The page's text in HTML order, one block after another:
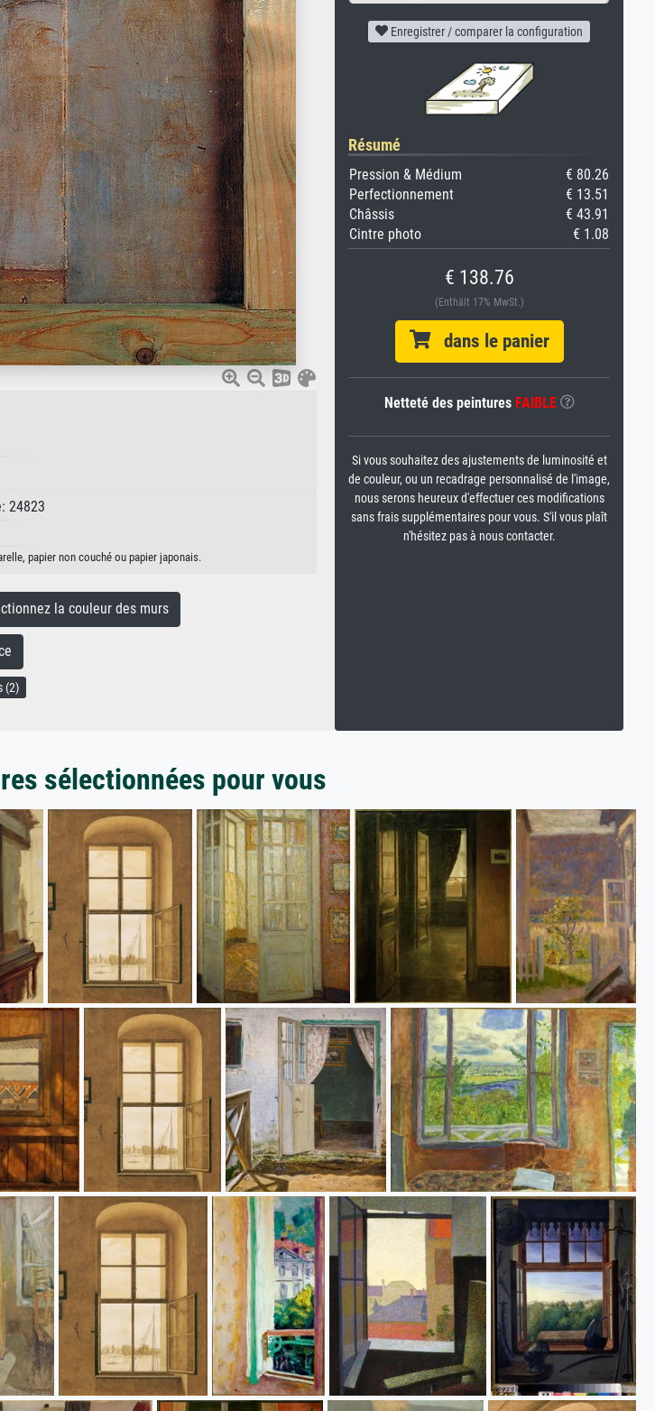
24823
papier non couché ou papier japonais.
la couleur des murs
(2)
Enregistrer / comparer la configuration
Résumé
Pression & Médium
€ 80.26
Perfectionnement
€ 13.51
Châssis
€ 43.91
Cintre photo
€ 1.08
€ 138.76
(Enthält 17% MwSt.)
dans le panier
Netteté des peintures FAIBLE
Si vous souhaitez des ajustements de luminosité et
de couleur, ou un recadrage personnalisé de l'image,
nous serons heureux d'effectuer ces modifications
sans frais supplémentaires pour vous. S'il vous plaît
n'hésitez pas à nous contacter.
sélectionnées pour vous